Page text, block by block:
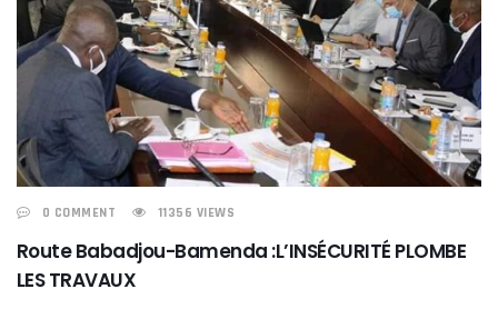
0 COMMENT 11356 VIEWS
Route Babadjou-Bamenda :L’INSÉCURITÉ PLOMBE
LES TRAVAUX